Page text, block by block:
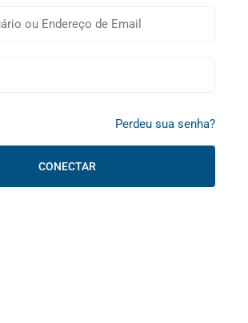
Perdeu sua senha?